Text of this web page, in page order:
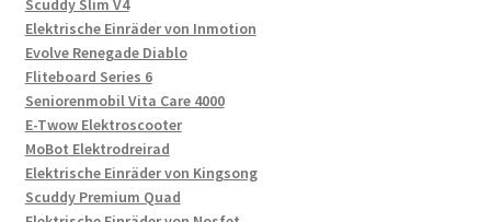
Scuddy Slim V4
Elektrische Einräder von Inmotion
Evolve Renegade Diablo
Fliteboard Series 6
Seniorenmobil Vita Care 4000
E-Twow Elektroscooter
MoBot Elektrodreirad
Elektrische Einräder von Kingsong
Scuddy Premium Quad